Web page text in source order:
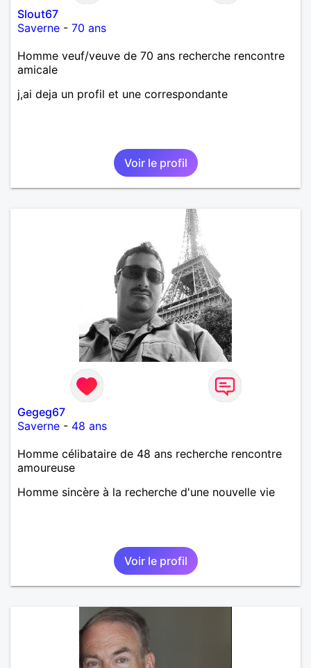
Slout67
Saverne - 70 ans
Homme veuf/veuve de 70 ans recherche rencontre
amicale
j,ai deja un profil et une correspondante
Voir le profil
Gegeg67
Saverne - 48 ans
Homme célibataire de 48 ans recherche rencontre
amoureuse
Homme sincère à la recherche d'une nouvelle vie
Voir le profil